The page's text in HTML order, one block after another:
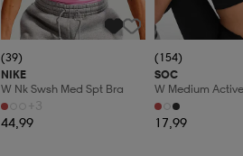
(39)
NIKE
W Nk Swsh Med Spt Bra
+3
44,99
(154)
SOC
W Medium
17,99